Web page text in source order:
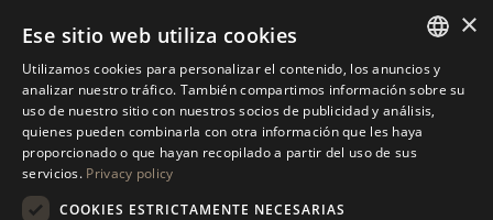
ITALIAN
ENGLISH
SPANISH
×
Ese sitio web utiliza cookies
Utilizamos cookies para personalizar el contenido, los anuncios y
analizar nuestro tráfico. También compartimos información sobre su
uso de nuestro sitio con nuestros socios de publicidad y análisis,
quienes pueden combinarla con otra información que les haya
proporcionado o que hayan recopilado a partir del uso de sus
servicios. Privacy policy
COOKIES ESTRICTAMENTE NECESARIAS